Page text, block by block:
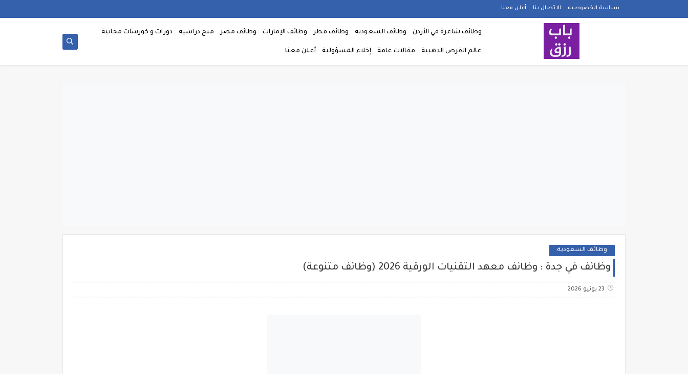
سياسة الخصوصية الاتصال بنا أعلن معنا
وظائف شاغرة في الأردن وظائف السعودية وظائف قطر وظائف الإمارات وظائف مصر منح دراسية دورات و كورسات مجانية
عالم الفرص الذهبية مقالات عامة إخلاء المسؤولية أعلن معنا
وظائف السعودية
وظائف في جدة : وظائف معهد التقنيات الورقية 2026 (وظائف متنوعة)
23 يونيو 2026